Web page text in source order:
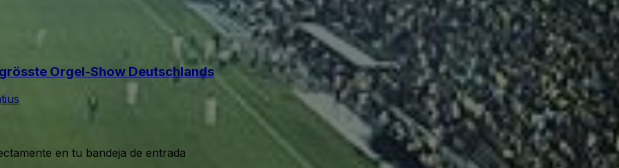
Orgel-Show Deutschlands
en tu bandeja de entrada